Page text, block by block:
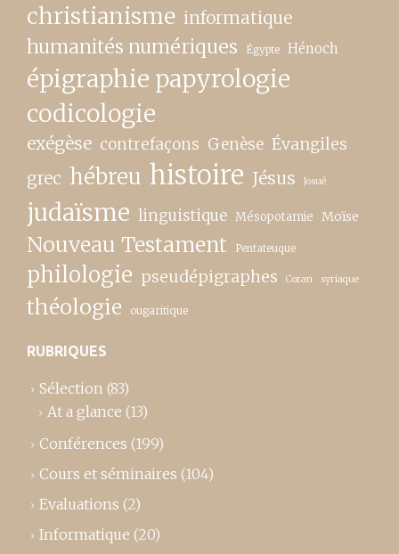
christianisme informatique
humanités numériques Égypte Hénoch
épigraphie papyrologie
codicologie
exégèse contrefaçons Genèse Évangiles
grec hébreu histoire Jésus Josué
judaïsme linguistique Mésopotamie Moïse
Nouveau Testament Pentateuque
philologie pseudépigraphes Coran syriaque
théologie ougaritique
RUBRIQUES
Sélection (83)
At a glance (13)
Conférences (199)
Cours et séminaires (104)
Evaluations (2)
Informatique (20)